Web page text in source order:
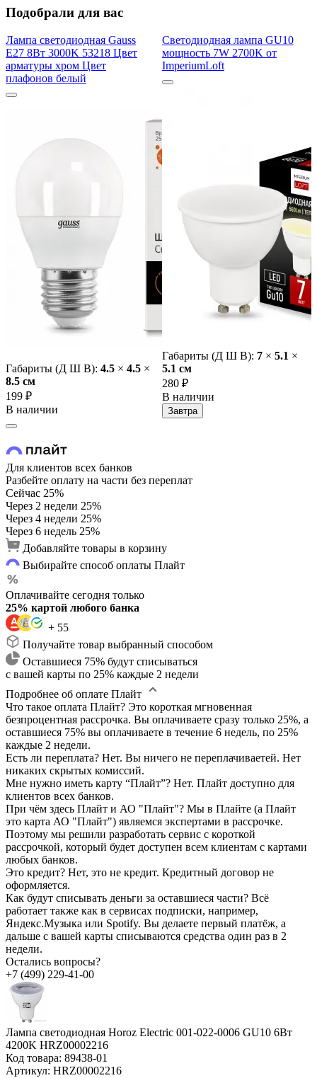
Подобрали для вас
Лампа светодиодная Gauss
E27 8Вт 3000K 53218 Цвет
арматуры хром Цвет
плафонов белый
Габариты (Д Ш В): 4.5 × 4.5 ×
8.5 cм
199 ₽
В наличии
Светодиодная лампа GU10
мощность 7W 2700K от
ImperiumLoft
Габариты (Д Ш В): 7 × 5.1 ×
5.1 cм
280 ₽
В наличии
Завтра
Для клиентов всех банков
Разбейте оплату на части без переплат
Сейчас 25%
Через 2 недели 25%
Через 4 недели 25%
Через 6 недель 25%
Добавляйте товары в корзину
Выбирайте способ оплаты Плайт
Оплачивайте сегодня только
25% картой любого банка
+ 55
Получайте товар выбранный способом
Оставшиеся 75% будут списываться
с вашей карты по 25% каждые 2 недели
Подробнее об оплате Плайт
Что такое оплата Плайт? Это короткая мгновенная
безпроцентная рассрочка. Вы оплачиваете сразу только 25%, а
оставшиеся 75% вы оплачиваете в течение 6 недель, по 25%
каждые 2 недели.
Есть ли переплата? Нет. Вы ничего не переплачиваетей. Нет
никаких скрытых комиссий.
Мне нужно иметь карту “Плайт”? Нет. Плайт доступно для
клиентов всех банков.
При чём здесь Плайт и АО "Плайт"? Мы в Плайте (а Плайт
это карта АО "Плайт") являемся экспертами в рассрочке.
Поэтому мы решили разработать сервис с короткой
рассрочкой, который будет доступен всем клиентам с картами
любых банков.
Это кредит? Нет, это не кредит. Кредитный договор не
оформляется.
Как будут списывать деньги за оставшиеся части? Всё
работает также как в сервисах подписки, например,
Яндекс.Музыка или Spotify. Вы делаете первый платёж, а
дальше с вашей карты списываются средства один раз в 2
недели.
Остались вопросы?
+7 (499) 229-41-00
Лампа светодиодная Horoz Electric 001-022-0006 GU10 6Вт
4200K HRZ00002216
Код товара: 89438-01
Артикул: HRZ00002216